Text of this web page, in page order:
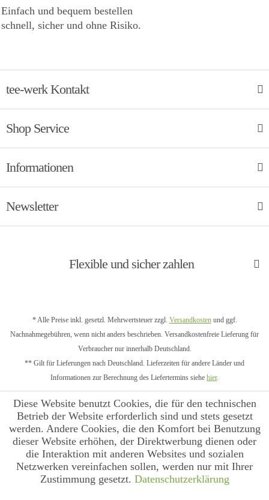
Einfach und bequem bestellen
schnell, sicher und ohne Risiko.
tee-werk Kontakt
Shop Service
Informationen
Newsletter
Flexible und sicher zahlen
* Alle Preise inkl. gesetzl. Mehrwertsteuer zzgl. Versandkostenund ggf.
Nachnahmegebühren, wenn nicht anders beschrieben. Versandkostenfreie Lieferung für
Verbraucher nur innerhalb Deutschland.
** Gilt für Lieferungen nach Deutschland. Lieferzeiten für andere Länder und
Informationen zur Berechnung des Liefertermins siehe hier.
Diese Website benutzt Cookies, die für den technischen
Betrieb der Website erforderlich sind und stets gesetzt
werden. Andere Cookies, die den Komfort bei Benutzung
dieser Website erhöhen, der Direktwerbung dienen oder
die Interaktion mit anderen Websites und sozialen
Netzwerken vereinfachen sollen, werden nur mit Ihrer
Zustimmung gesetzt. Datenschutzerklärung